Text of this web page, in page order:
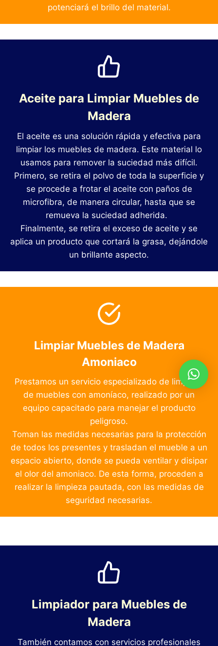
potenciará el brillo del material.
Aceite para Limpiar Muebles de
Madera
El aceite es una solución rápida y efectiva para
limpiar los muebles de madera. Este material lo
usamos para remover la suciedad más difícil.
Primero, se retira el polvo de toda la superficie y
se procede a frotar el aceite con paños de
microfibra, de manera circular, hasta que se
remueva la suciedad adherida.
Finalmente, se retira el exceso de aceite y se
aplica un producto que cortará la grasa, dejándole
un brillante aspecto.
Limpiar Muebles de Madera
Amoniaco
Prestamos un servicio especializado de limpieza
de muebles con amoníaco, realizado por un
equipo capacitado para manejar el producto
peligroso.
Toman las medidas necesarias para la protección
de todos los presentes y trasladan el mueble a un
espacio abierto, donde se pueda ventilar y disipar
el olor del amoniaco. De esta forma, proceden a
realizar la limpieza pautada, con las medidas de
seguridad necesarias.
Limpiador para Muebles de
Madera
También contamos con servicios profesionales